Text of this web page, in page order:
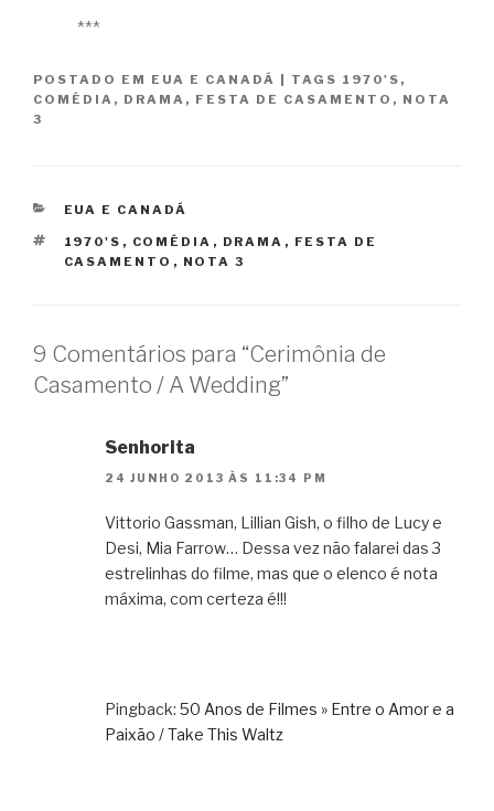
***
POSTADO EM EUA E CANADÁ TAGS 1970'S ,
COMÉDIA , DRAMA , FESTA DE CASAMENTO , NOTA
3
CATEGORIAS
EUA E CANADÁ
TAGS
1970'S , COMÉDIA , DRAMA , FESTA DE
CASAMENTO , NOTA 3
9 Comentários para “Cerimônia de
Casamento / A Wedding”
Senhorita
24 JUNHO 2013 ÀS 11:34 PM
Vittorio Gassman, Lillian Gish, o filho de Lucy e
Desi, Mia Farrow… Dessa vez não falarei das 3
estrelinhas do filme, mas que o elenco é nota
máxima, com certeza é!!!
Pingback: 50 Anos de Filmes » Entre o Amor e a
Paixão / Take This Waltz